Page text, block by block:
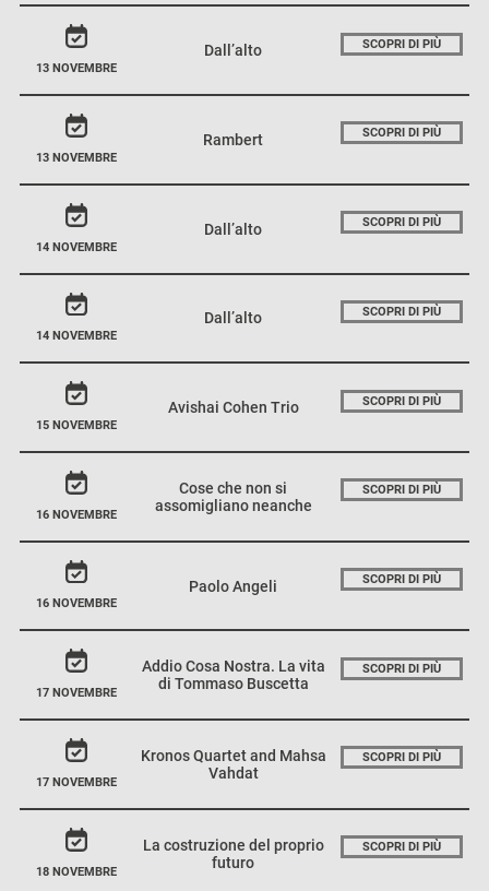
13 NOVEMBRE
Dall’alto SCOPRI DI PIÙ
13 NOVEMBRE
Rambert SCOPRI DI PIÙ
14 NOVEMBRE
Dall’alto SCOPRI DI PIÙ
14 NOVEMBRE
Dall’alto SCOPRI DI PIÙ
15 NOVEMBRE
Avishai Cohen Trio SCOPRI DI PIÙ
16 NOVEMBRE
Cose che non si
assomigliano neanche
SCOPRI DI PIÙ
16 NOVEMBRE
Paolo Angeli SCOPRI DI PIÙ
17 NOVEMBRE
Addio Cosa Nostra. La vita
di Tommaso Buscetta
SCOPRI DI PIÙ
17 NOVEMBRE
Kronos Quartet and Mahsa
Vahdat
SCOPRI DI PIÙ
18 NOVEMBRE
La costruzione del proprio
futuro
SCOPRI DI PIÙ